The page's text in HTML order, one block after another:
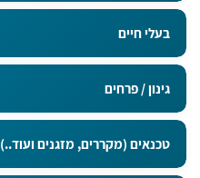
בעלי חיים
גינון / פרחים
טכנאים (מקררים, מזגנים ועוד..)